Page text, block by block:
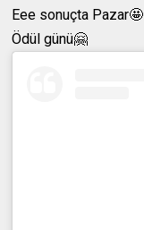
Eee sonuçta Pazar🤩
Ödül günü🤗